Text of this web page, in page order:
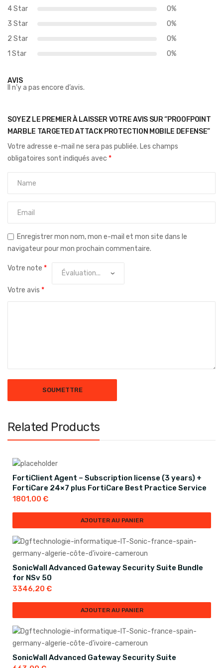
4 Star
0%
3 Star
0%
2 Star
0%
1 Star
0%
AVIS
Il n’y a pas encore d’avis.
SOYEZ LE PREMIER À LAISSER VOTRE AVIS SUR “PROOFPOINT
MARBLE TARGETED ATTACK PROTECTION MOBILE DEFENSE”
Votre adresse e-mail ne sera pas publiée. Les champs
obligatoires sont indiqués avec *
Enregistrer mon nom, mon e-mail et mon site dans le
navigateur pour mon prochain commentaire.
Votre note *
Votre avis *
Related Products
FortiClient Agent – Subscription license (3 years) +
FortiCare 24×7 plus FortiCare Best Practice Service
1801,00 €
AJOUTER AU PANIER
SonicWall Advanced Gateway Security Suite Bundle
for NSv 50
3346,20 €
AJOUTER AU PANIER
SonicWall Advanced Gateway Security Suite